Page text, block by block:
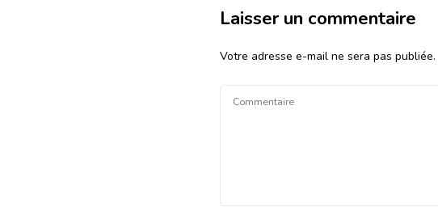
Laisser un commentaire
Votre adresse e-mail ne sera pas publiée.